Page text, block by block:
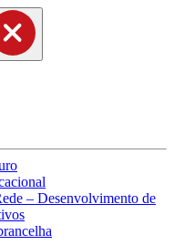
– Desenvolvimento de